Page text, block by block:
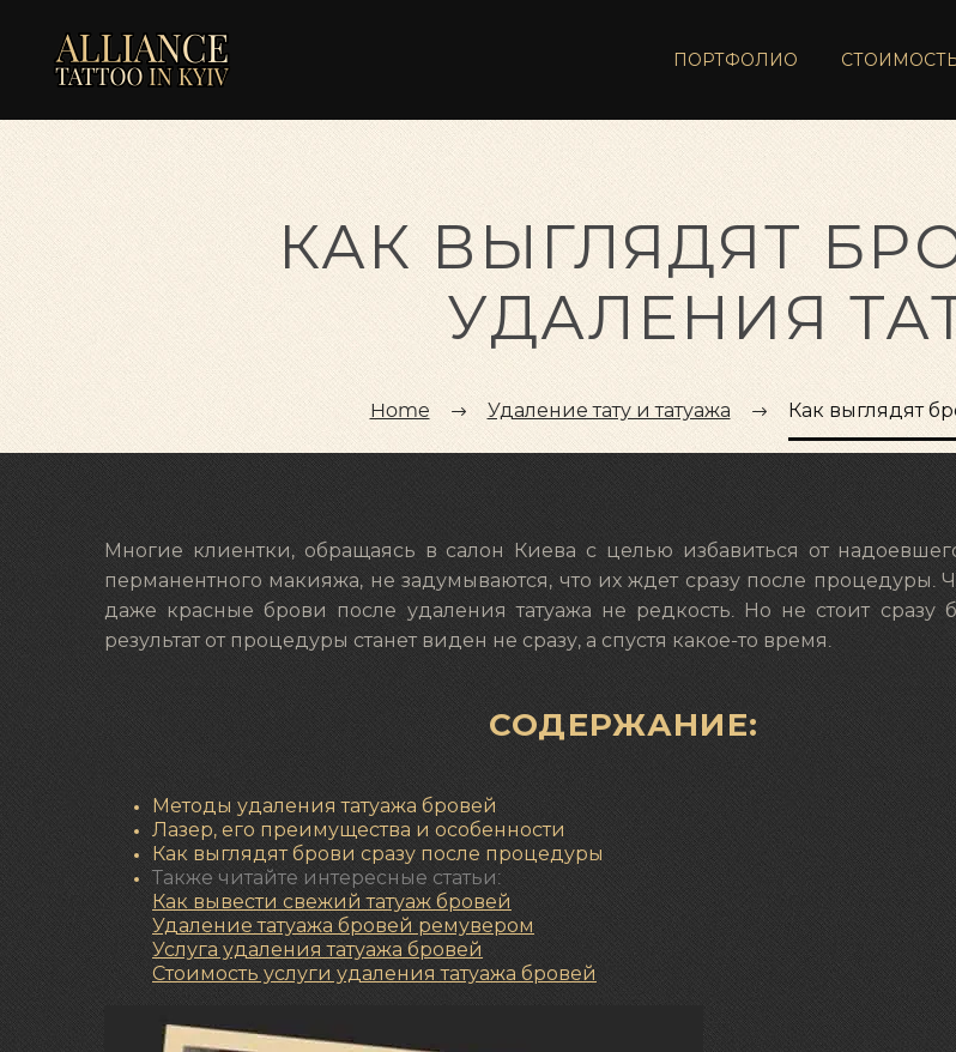
ПОРТФОЛИО
КАК ВЫГЛЯДЯТ
УДАЛЕНИЯ
Home Удаление тату и татуажа Как выглядят
Многие клиентки, обращаясь в салон Киева с целью избавиться от
перманентного макияжа, не задумываются, что их ждет сразу после процедуры.
даже красные брови после удаления татуажа не редкость. Но не стоит сразу
результат от процедуры станет виден не сразу, а спустя какое-то время.
СОДЕРЖАНИЕ:
Методы удаления татуажа бровей
Лазер, его преимущества и особенности
Как выглядят брови сразу после процедуры
Также читайте интересные статьи:
Как вывести свежий татуаж бровей
Удаление татуажа бровей ремувером
Услуга удаления татуажа бровей
Стоимость услуги удаления татуажа бровей